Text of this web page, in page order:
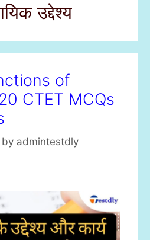
उद्देश्य
of
CTET MCQs
by admintestdly